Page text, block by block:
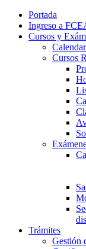
Portada
Ingreso a
Cursos y
Cursos
Trámites
Gestión